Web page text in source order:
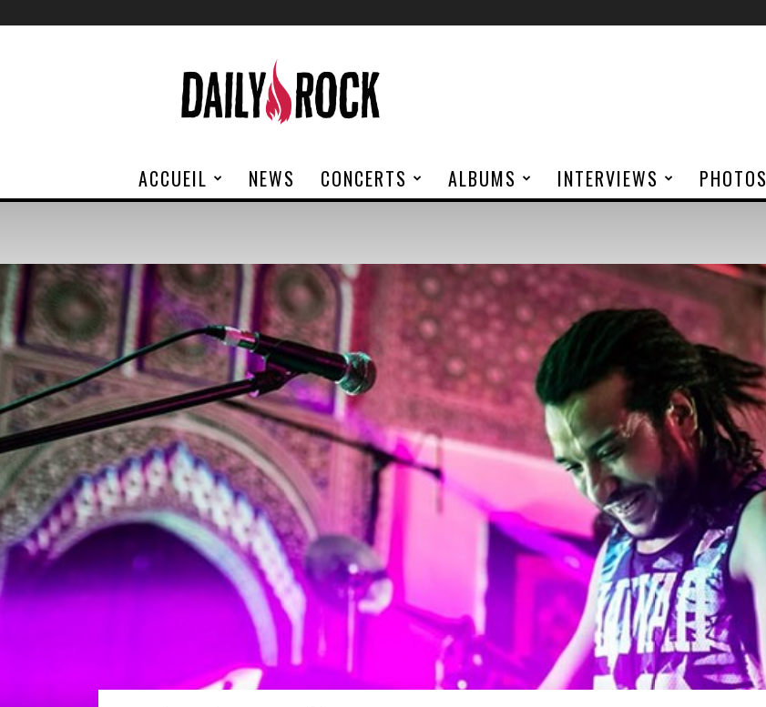
Rock
ACCUEIL NEWS CONCERTS ALBUMS INTERVIEWS PHOTOS